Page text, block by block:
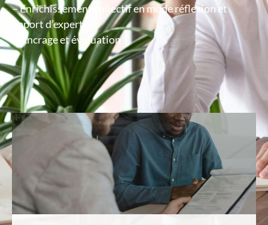
– Enrichissement collectif en mode réflexion et
apport d’expertise
– Ancrage et évaluation